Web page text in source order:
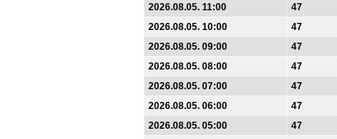
2026.08.05. 11:00
47
2026.08.05. 10:00
47
2026.08.05. 09:00
47
2026.08.05. 08:00
47
2026.08.05. 07:00
47
2026.08.05. 06:00
47
2026.08.05. 05:00
47